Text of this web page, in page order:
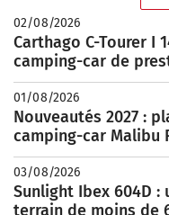
02/08/2026
Carthago C-Tourer I
camping-car de
01/08/2026
Nouveautés 2027 :
camping-car Malibu
03/08/2026
Sunlight Ibex 604D
terrain de moins de